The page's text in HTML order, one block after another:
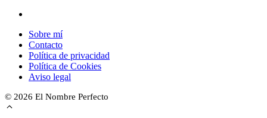
Sobre mí
Contacto
Política de privacidad
Política de Cookies
Aviso legal
© 2026 El Nombre Perfecto